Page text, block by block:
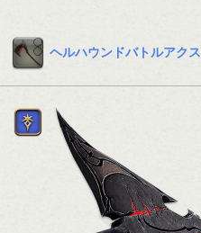
ヘルハウンドバトルアクス